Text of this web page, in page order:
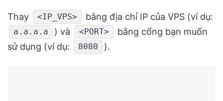
Thay <IP_VPS> bằng địa chỉ IP của VPS (ví dụ:
a.a.a.a ) và <PORT>
bằng cổng bạn muốn
sử dụng (ví dụ:
8080 ).